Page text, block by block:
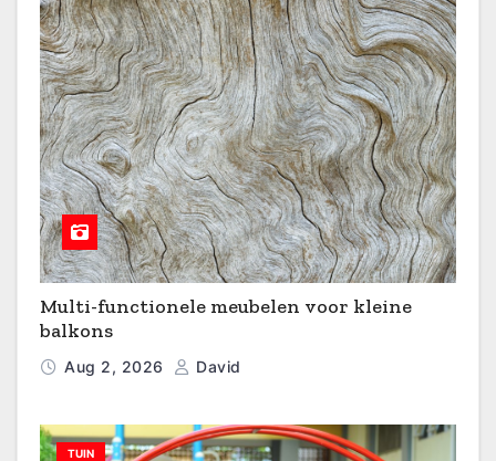
Multi-functionele meubelen voor kleine
balkons
Aug 2, 2026 David
TUIN